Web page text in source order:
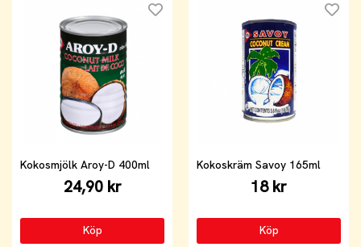
Kokosmjölk Aroy-D 400ml
24,90 kr
Köp
Kokoskräm Savoy 165ml
18 kr
Köp